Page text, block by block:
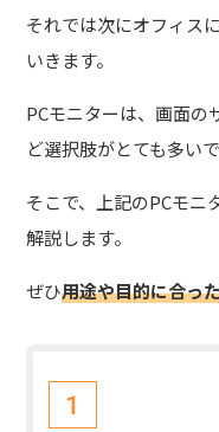
それでは次にオフィス
いきます。
PCモニターは、画面の
ど選択肢がとても多いで
そこで、
上記のPCモ
解説します。
ぜひ用途や目的に合っ
1